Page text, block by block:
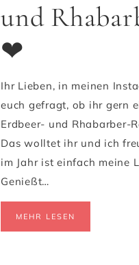
und
❤
Ihr Lieben, in meinen
euch gefragt, ob ihr gern
Erdbeer- und Rhabarber-
Das wolltet ihr und ich
im Jahr ist einfach meine
Genießt…
MEHR LESEN